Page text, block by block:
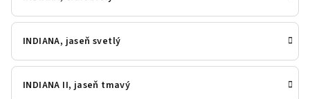
INDIANA, jaseň svetlý
INDIANA II, jaseň tmavý